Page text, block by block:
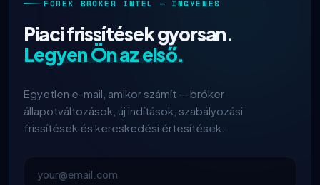
FOREX BROKER INTEL — INGYENES
Piaci frissítések gyorsan.
Legyen Ön az első.
Egyetlen e-mail, amikor számít — bróker
állapotváltozások, új indítások, szabályozási
frissítések és kereskedési értesítések.